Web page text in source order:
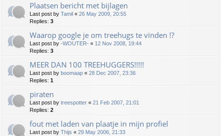
Plaatsen bericht met bijlagen
Last post by Tamil « 26 May 2009, 20:55
Replies: 3
Waarop google je om treehugs te vinden !?
Last post by -WOUTER- « 12 Nov 2008, 19:44
Replies: 3
MEER DAN 100 TREEHUGGERS!!!!!
Last post by boomaap « 28 Dec 2007, 23:36
Replies: 1
piraten
Last post by treespotter « 21 Feb 2007, 21:01
Replies: 2
fout met laden van plaatje in mijn profiel
Last post by Thijs « 29 May 2006, 21:33